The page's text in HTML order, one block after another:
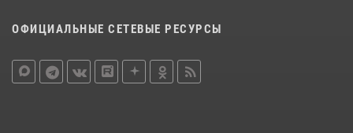
ОФИЦИАЛЬНЫЕ СЕТЕВЫЕ РЕСУРСЫ